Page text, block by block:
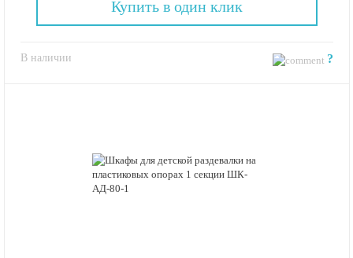
В наличии ?
Купить в один клик